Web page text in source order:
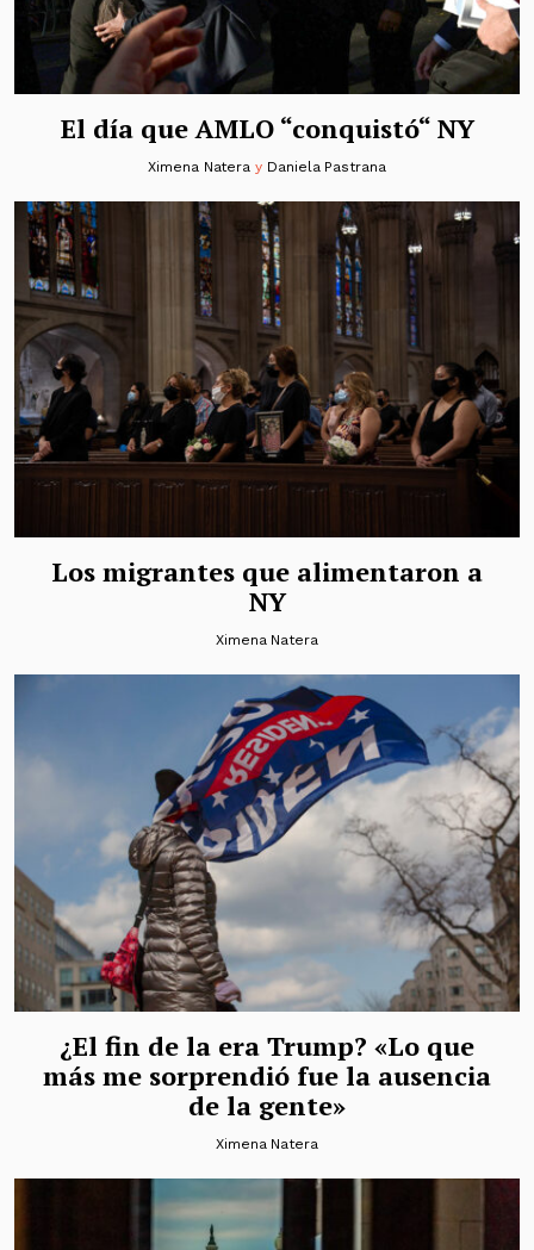
El día que AMLO “conquistó“ NY
Ximena Natera y Daniela Pastrana
Los migrantes que alimentaron a
NY
Ximena Natera
¿El fin de la era Trump? «Lo que
más me sorprendió fue la ausencia
de la gente»
Ximena Natera